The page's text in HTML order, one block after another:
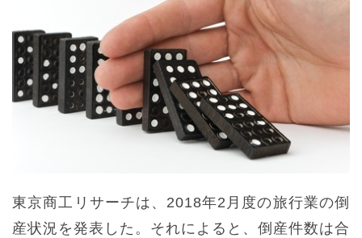
東京商工リサーチは、2018年2月度の旅行業の倒
産状況を発表した。それによると、倒産件数は合